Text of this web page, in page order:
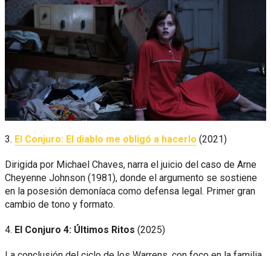
3. El Conjuro: El diablo me obligó a hacerlo (2021)
Dirigida por Michael Chaves, narra el juicio del caso de Arne
Cheyenne Johnson (1981), donde el argumento se sostiene
en la posesión demoníaca como defensa legal. Primer gran
cambio de tono y formato.
4. El Conjuro 4: Últimos Ritos (2025)